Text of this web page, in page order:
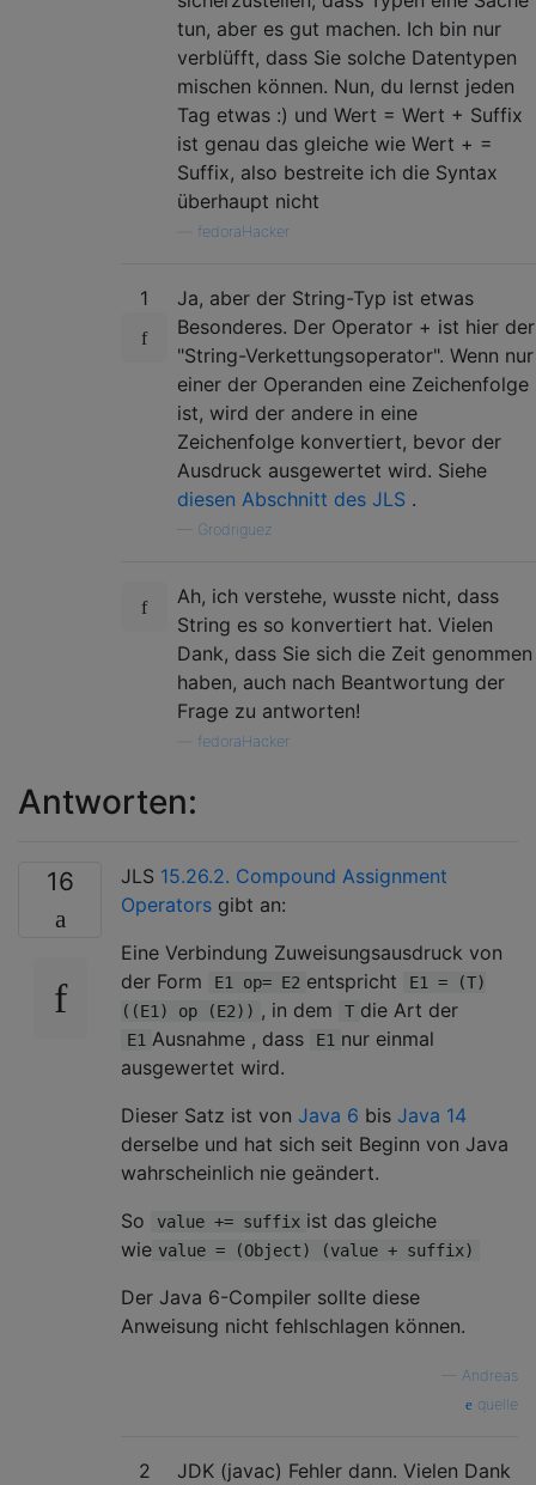
tun, aber es gut machen. Ich bin nur
verblüfft, dass Sie solche Datentypen
mischen können. Nun, du lernst jeden
Tag etwas :) und Wert = Wert + Suffix
ist genau das gleiche wie Wert + =
Suffix, also bestreite ich die Syntax
überhaupt nicht
fedoraHacker
1
Ja, aber der String-Typ ist etwas
Besonderes. Der Operator + ist hier der
"String-Verkettungsoperator". Wenn nur
einer der Operanden eine Zeichenfolge
ist, wird der andere in eine
Zeichenfolge konvertiert, bevor der
Ausdruck ausgewertet wird. Siehe
diesen Abschnitt des JLS .
Grodriguez
Ah, ich verstehe, wusste nicht, dass
String es so konvertiert hat. Vielen
Dank, dass Sie sich die Zeit genommen
haben, auch nach Beantwortung der
Frage zu antworten!
fedoraHacker
Antworten:
16 JLS 15.26.2. Compound Assignment
Operators gibt an:
Eine Verbindung Zuweisungsausdruck von
der Form
E1 op= E2 entspricht
E1 = (T)
((E1) op (E2)) , in dem T die Art der
E1 Ausnahme , dass E1 nur einmal
ausgewertet wird.
Dieser Satz ist von Java 6 bis Java 14
derselbe und hat sich seit Beginn von Java
wahrscheinlich nie geändert.
So
value += suffix ist das gleiche
wie value = (Object) (value + suffix)
Der Java 6-Compiler sollte diese
Anweisung nicht fehlschlagen können.
Andreas
quelle
2
JDK (javac) Fehler dann. Vielen Dank